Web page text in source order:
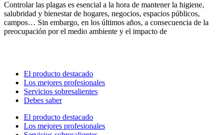
Controlar las plagas es esencial a la hora de mantener la higiene,
salubridad y bienestar de hogares, negocios, espacios públicos,
campos… Sin embargo, en los últimos años, a consecuencia de la
preocupación por el medio ambiente y el impacto de
El producto destacado
Los mejores profesionales
Servicios sobresalientes
Debes saber
El producto destacado
Los mejores profesionales